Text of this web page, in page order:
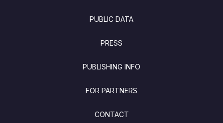
PUBLIC DATA
PRESS
PUBLISHING INFO
FOR PARTNERS
CONTACT